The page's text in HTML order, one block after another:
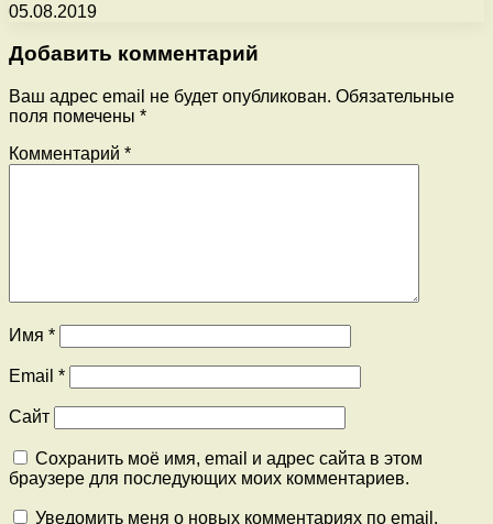
05.08.2019
Добавить комментарий
Ваш адрес email не будет опубликован. Обязательные
поля помечены *
Комментарий *
Имя *
Email *
Сайт
Сохранить моё имя, email и адрес сайта в этом
браузере для последующих моих комментариев.
Уведомить меня о новых комментариях по email.